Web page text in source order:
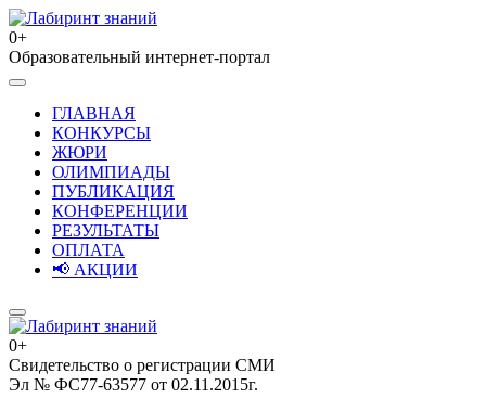
Перейти
к
содержимому
(нажмите
Лабиринт знаний
0+
Образовательный интернет-портал
ГЛАВНАЯ
КОНКУРСЫ
ЖЮРИ
ОЛИМПИАДЫ
ПУБЛИКАЦИЯ
КОНФЕРЕНЦИИ
РЕЗУЛЬТАТЫ
ОПЛАТА
📢 АКЦИИ
Лабиринт знаний
0+
Свидетельство о регистрации СМИ
Эл № ФС77-63577 от 02.11.2015г.